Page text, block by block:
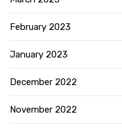
February 2023
January 2023
December 2022
November 2022